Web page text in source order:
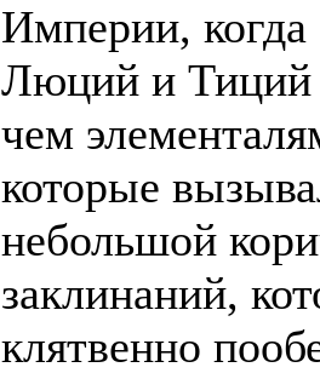
Империи,
Люций и Тиций
чем
которые
небольшой
заклинаний,
клятвенно